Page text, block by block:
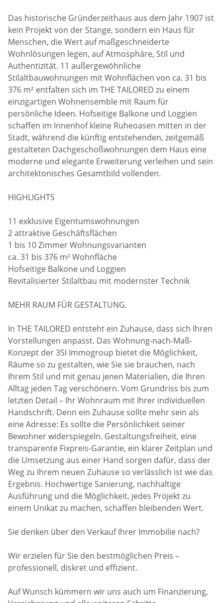
Das historische Gründerzeithaus aus dem Jahr 1907 ist
kein Projekt von der Stange, sondern ein Haus für
Menschen, die Wert auf maßgeschneiderte
Wohnlösungen legen, auf Atmosphäre, Stil und
Authentizität. 11 außergewöhnliche
Stilaltbauwohnungen mit Wohnflächen von ca. 31 bis
376 m² entfalten sich im THE TAILORED zu einem
einzigartigen Wohnensemble mit Raum für
persönliche Ideen. Hofseitige Balkone und Loggien
schaffen im Innenhof kleine Ruheoasen mitten in der
Stadt, während die künftig entstehenden, zeitgemäß
gestalteten Dachgeschoßwohnungen dem Haus eine
moderne und elegante Erweiterung verleihen und sein
architektonisches Gesamtbild vollenden.
HIGHLIGHTS
11 exklusive Eigentumswohnungen
2 attraktive Geschäftsflächen
1 bis 10 Zimmer Wohnungsvarianten
ca. 31 bis 376 m² Wohnfläche
Hofseitige Balkone und Loggien
Revitalisierter Stilaltbau mit modernster Technik
MEHR RAUM FÜR GESTALTUNG.
In THE TAILORED entsteht ein Zuhause, dass sich Ihren
Vorstellungen anpasst. Das Wohnung-nach-Maß-
Konzept der 3SI Immogroup bietet die Möglichkeit,
Räume so zu gestalten, wie Sie sie brauchen, nach
Ihrem Stil und mit genau jenen Materialien, die Ihren
Alltag jeden Tag verschönern. Vom Grundriss bis zum
letzten Detail – Ihr Wohnraum mit Ihrer individuellen
Handschrift. Denn ein Zuhause sollte mehr sein als
eine Adresse: Es sollte die Persönlichkeit seiner
Bewohner widerspiegeln. Gestaltungsfreiheit, eine
transparente Fixpreis-Garantie, ein klarer Zeitplan und
die Umsetzung aus einer Hand sorgen dafür, dass der
Weg zu Ihrem neuen Zuhause so verlässlich ist wie das
Ergebnis. Hochwertige Sanierung, nachhaltige
Ausführung und die Möglichkeit, jedes Projekt zu
einem Unikat zu machen, schaffen bleibenden Wert.
Sie denken über den Verkauf Ihrer Immobilie nach?
Wir erzielen für Sie den bestmöglichen Preis –
professionell, diskret und effizient.
Auf Wunsch kümmern wir uns auch um Finanzierung,